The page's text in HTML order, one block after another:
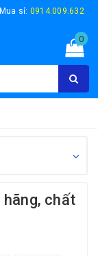
Mua sỉ: 0914.009.632
0
chất